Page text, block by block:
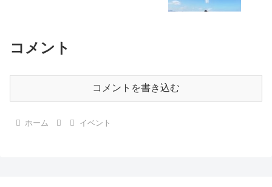
コメント
コメントを書き込む
ホーム イベント